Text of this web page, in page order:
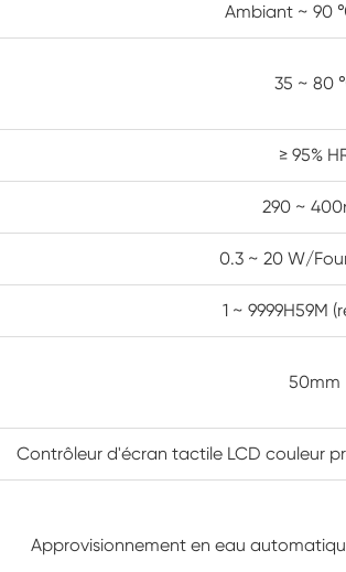
Chambre de gel
Chambre d'essai
Chambre
Chambre d'essai
Chambre
Ambiant ~ 90
35 ~ 80
≥ 95%
290 ~
0.3 ~ 20 W/
1 ~ 9999H59M
50mm
Contrôleur d'écran tactile LCD couleur
Approvisionnement en eau